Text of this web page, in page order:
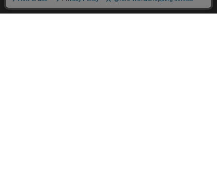
HOME 探す ログイン お気に入り お知らせ